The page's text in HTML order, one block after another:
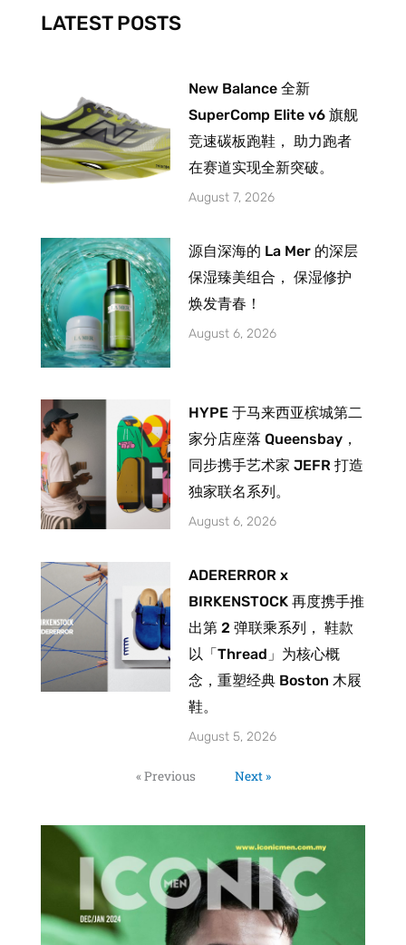
-
f
m
LATEST POSTS
New Balance 全新
SuperComp Elite v6 旗舰
竞速碳板跑鞋， 助力跑者
在赛道实现全新突破。
August 7, 2026
源自深海的 La Mer 的深层
保湿臻美组合， 保湿修护
焕发青春！
August 6, 2026
HYPE 于马来西亚槟城第二
家分店座落 Queensbay，
同步携手艺术家 JEFR 打造
独家联名系列。
August 6, 2026
ADERERROR x
BIRKENSTOCK 再度携手推
出第 2 弹联乘系列， 鞋款
以「Thread」为核心概
念，重塑经典 Boston 木屐
鞋。
August 5, 2026
« Previous Next »